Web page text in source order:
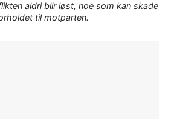
aldri blir løst, noe som kan skade
til motparten.